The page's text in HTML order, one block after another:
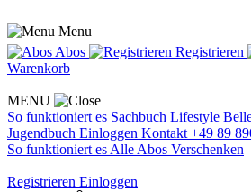
Menu
Abos
Registrieren
Warenkorb
MENU
So funktioniert es Sachbuch Lifestyle
Jugendbuch Einloggen Kontakt +49 89
So funktioniert es Alle Abos Verschenken
Registrieren Einloggen